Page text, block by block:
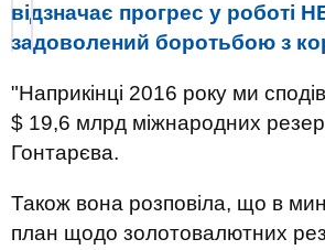
відзначає прогрес у роботі
задоволений боротьбою з
"Наприкінці 2016 року ми
$ 19,6 млрд міжнародних
Гонтарєва.
Також вона розповіла, що в
план щодо золотовалютних